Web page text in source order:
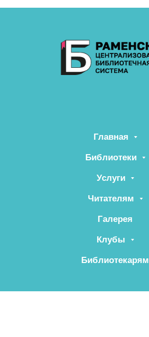
Главная
Библиотеки
Услуги
Читателям
Галерея
Клубы
Библиотекарям